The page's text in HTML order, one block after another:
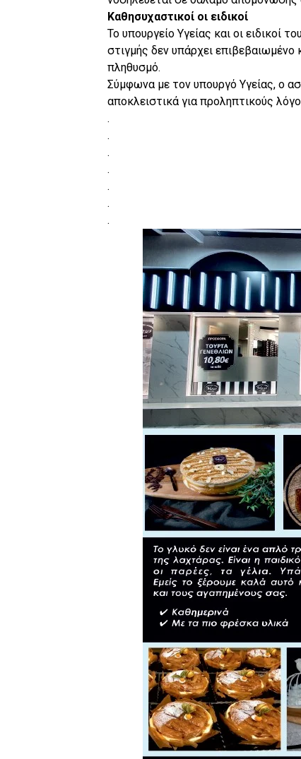
Καθησυχαστικοί οι ειδικοί
Το υπουργείο Υγείας και οι ειδικοί
στιγμής δεν υπάρχει
πληθυσμό.
Σύμφωνα με τον υπουργό Υγείας, ο
αποκλειστικά για προληπτικούς
.
.
.
.
.
.
.